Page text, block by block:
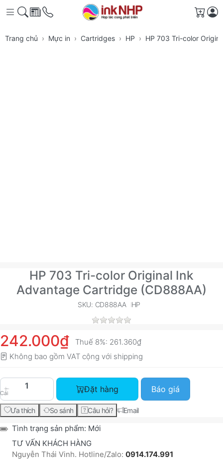
Giỏ
Trang chủ Mực in Cartridges HP HP 703 Tri-color
HP 703 Tri-color Original Ink
Advantage Cartridge (CD888AA)
SKU: CD888AA HP
242.000₫ Thuế 8%: 261.360₫
Không bao gồm VAT cộng với shipping
Cái
HP 703 Tri-color Original Ink Advantage
Đặt hàng Báo giá
Ưa thích So sánh Câu hỏi? Email
Tình trạng sản phẩm: Mới
TƯ VẤN KHÁCH HÀNG
Nguyễn Thái Vinh. Hotline/Zalo: 0914.174.991